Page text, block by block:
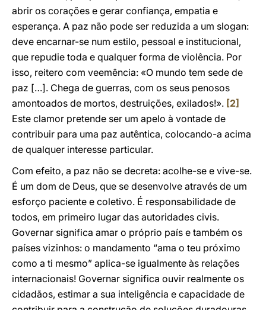
abrir os corações e gerar confiança, empatia e
esperança. A paz não pode ser reduzida a um slogan:
deve encarnar-se num estilo, pessoal e institucional,
que repudie toda e qualquer forma de violência. Por
isso, reitero com veemência: «O mundo tem sede de
paz […]. Chega de guerras, com os seus penosos
amontoados de mortos, destruições, exilados!». [2]
Este clamor pretende ser um apelo à vontade de
contribuir para uma paz autêntica, colocando-a acima
de qualquer interesse particular.
Com efeito, a paz não se decreta: acolhe-se e vive-se.
É um dom de Deus, que se desenvolve através de um
esforço paciente e coletivo. É responsabilidade de
todos, em primeiro lugar das autoridades civis.
Governar significa amar o próprio país e também os
países vizinhos: o mandamento “ama o teu próximo
como a ti mesmo” aplica-se igualmente às relações
internacionais! Governar significa ouvir realmente os
cidadãos, estimar a sua inteligência e capacidade de